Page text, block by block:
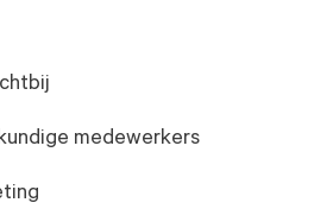
medewerkers